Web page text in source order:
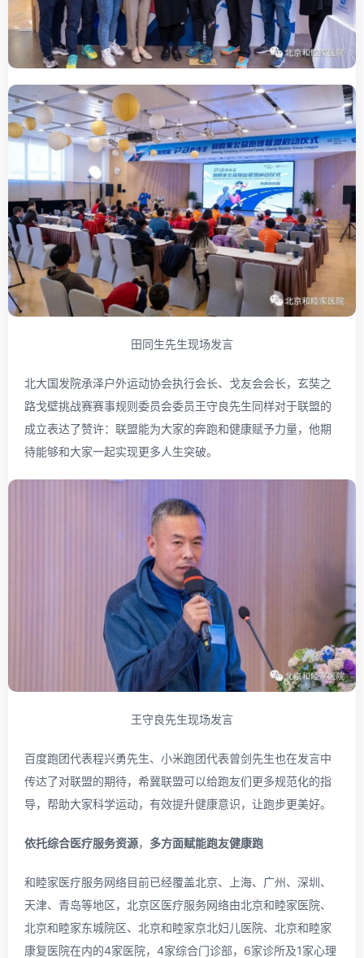
田同生先生现场发言
北大国发院承泽户外运动协会执行会长、戈友会会长，玄奘之
路戈壁挑战赛赛事规则委员会委员王守良先生同样对于联盟的
成立表达了赞许：联盟能为大家的奔跑和健康赋予力量，他期
待能够和大家一起实现更多人生突破。
王守良先生现场发言
百度跑团代表程兴勇先生、小米跑团代表曾剑先生也在发言中
传达了对联盟的期待，希冀联盟可以给跑友们更多规范化的指
导，帮助大家科学运动，有效提升健康意识，让跑步更美好。
依托综合医疗服务资源， 多方面赋能跑友健康跑
和睦家医疗服务网络目前已经覆盖北京、上海、广州、深圳、
天津、青岛等地区，北京区医疗服务网络由北京和睦家医院、
北京和睦家东城院区、北京和睦家京北妇儿医院、北京和睦家
康复医院在内的4家医院，4家综合门诊部，6家诊所及1家心理